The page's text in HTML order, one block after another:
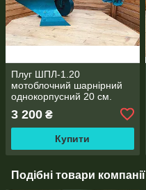
Плуг ШПЛ-1.20
мотоблочний шарнірний
однокорпусний 20 см.
3 200 ₴
Купити
Подібні товари компанії